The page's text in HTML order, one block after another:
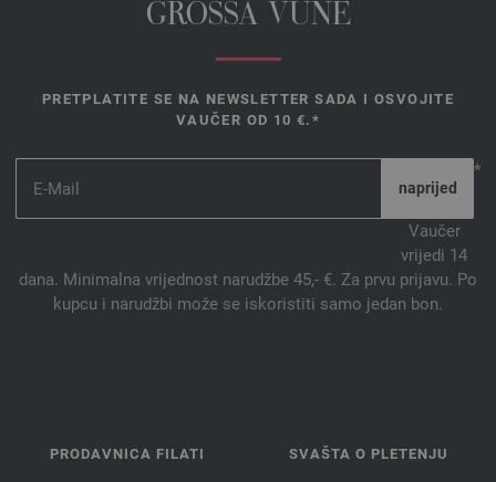
GROSSA VUNE
PRETPLATITE SE NA NEWSLETTER SADA I OSVOJITE
VAUČER OD 10 €.*
*
Vaučer
vrijedi 14
dana. Minimalna vrijednost narudžbe 45,- €. Za prvu prijavu. Po
kupcu i narudžbi može se iskoristiti samo jedan bon.
PRODAVNICA FILATI SVAŠTA O PLETENJU